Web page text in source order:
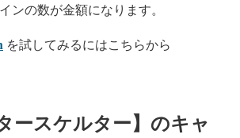
ンの数が金額になります。
を試してみるにはこちらから
ースケルター】のキャ